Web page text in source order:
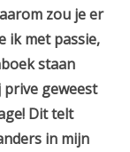
zou je er
ik met passie,
staan
geweest
Dit telt
in mijn